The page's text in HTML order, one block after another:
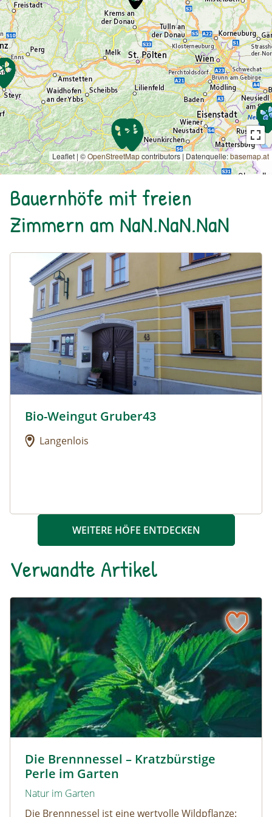
Leaflet | ©OpenStreetMapcontributors | Datenquelle:basemap.at
Bauernhöfe mit freien
Zimmern am NaN.NaN.NaN
Urlaub am Bauernhof: Bio-Weingut Gruber43
Urlaub am Bauernhof: Bio-Weingut Gruber43
Bio-Weingut Gruber43
Langenlois
WEITERE HÖFE ENTDECKEN
Verwandte Artikel
Die Brennnessel – Kratzbürstige
Perle im Garten
Natur im Garten
Die Brennnessel ist eine wertvolle Wildpflanze:
Die Brennnessel – Kratzbürstige Perle im Garten